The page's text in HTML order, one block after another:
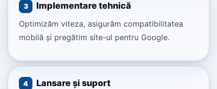
3 Implementare tehnică
Optimizăm viteza, asigurăm compatibilitatea
mobilă și pregătim site-ul pentru Google.
4 Lansare și suport